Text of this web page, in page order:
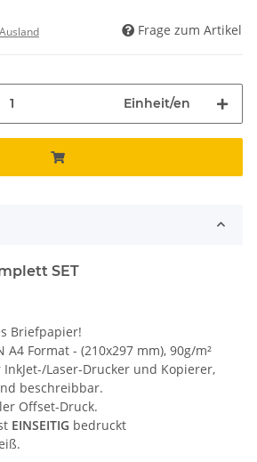
Ausland Frage zum Artikel
Einheit/en
SET
Briefpapier!
A4 Format - (210x297 mm), 90g/m²
Laser-Drucker und Kopierer,
beschreibbar.
Offset-Druck.
EINSEITIG bedruckt